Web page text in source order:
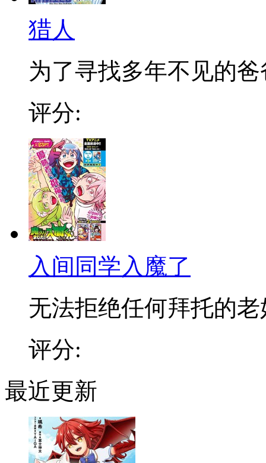
猎人
为了寻找多年不见的爸
评分:
入间同学入魔了
无法拒绝任何拜托的老
评分:
最近更新